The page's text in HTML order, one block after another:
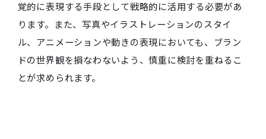
覚的に表現する手段として戦略的に活用する必要があ
ります。また、写真やイラストレーションのスタイ
ル、アニメーションや動きの表現においても、ブラン
ドの世界観を損なわないよう、慎重に検討を重ねるこ
とが求められます。